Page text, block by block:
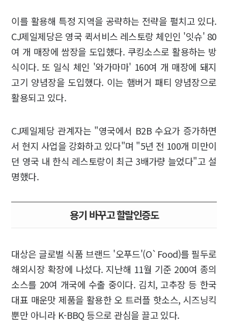
이를 활용해 특정 지역을 공략하는 전략을 펼치고 있다.
CJ제일제당은 영국 퀵서비스 레스토랑 체인인 '잇슈' 80
여 개 매장에 쌈장을 도입했다. 쿠킹소스로 활용하는 방
식이다. 또 일식 체인 '와가마마' 160여 개 매장에 돼지
고기 양념장을 도입했다. 이는 햄버거 패티 양념장으로
활용되고 있다.
CJ제일제당 관계자는 "영국에서 B2B 수요가 증가하면
서 현지 사업을 강화하고 있다"며 "5년 전 100개 미만이
던 영국 내 한식 레스토랑이 최근 3배가량 늘었다"고 설
명했다.
용기 바꾸고 할랄인증도
대상은 글로벌 식품 브랜드 '오푸드'(O`Food)를 필두로
해외시장 확장에 나섰다. 지난해 11월 기준 200여 종의
소스를 20여 개국에 수출 중이다. 김치, 고추장 등 한국
대표 매운맛 제품을 활용한 오 트러플 핫소스, 시즈닝킥
뿐만 아니라 K-BBQ 등으로 관심을 끌고 있다.